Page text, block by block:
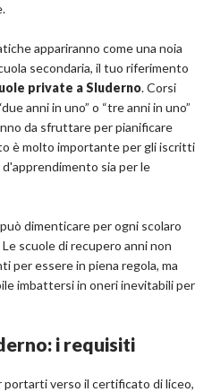
appariranno come una noia
secondaria, il tuo riferimento
private a Sluderno. Corsi
anni in uno” o “tre anni in uno”
da sfruttare per pianificare
è molto importante per gli iscritti
sia per le
dimenticare per ogni scolaro
scuole di recupero anni non
per essere in piena regola, ma
imbattersi in oneri inevitabili per
i requisiti
verso il certificato di liceo,